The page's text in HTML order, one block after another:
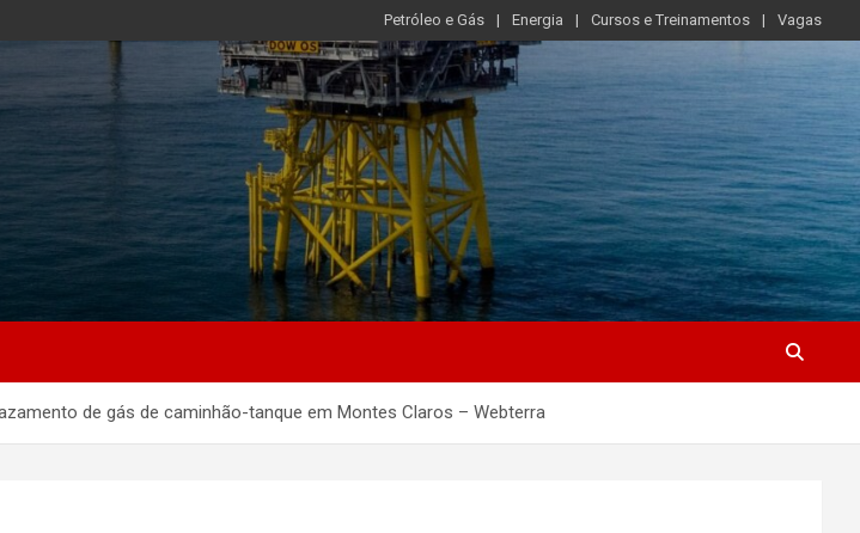
Petróleo e Gás Energia Cursos e Treinamentos Vagas
de gás de caminhão-tanque em Montes Claros – Webterra